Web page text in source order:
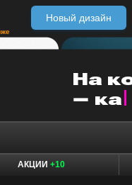
Новый дизайн
АКЦИИ +10